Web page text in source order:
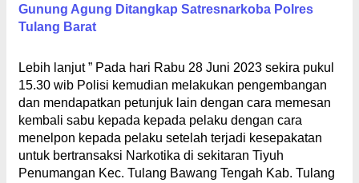
Gunung Agung Ditangkap Satresnarkoba Polres
Tulang Barat
Lebih lanjut ” Pada hari Rabu 28 Juni 2023 sekira pukul
15.30 wib Polisi kemudian melakukan pengembangan
dan mendapatkan petunjuk lain dengan cara memesan
kembali sabu kepada kepada pelaku dengan cara
menelpon kepada pelaku setelah terjadi kesepakatan
untuk bertransaksi Narkotika di sekitaran Tiyuh
Penumangan Kec. Tulang Bawang Tengah Kab. Tulang